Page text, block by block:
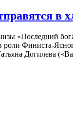
в
«Последний
Финиста-
Догилева